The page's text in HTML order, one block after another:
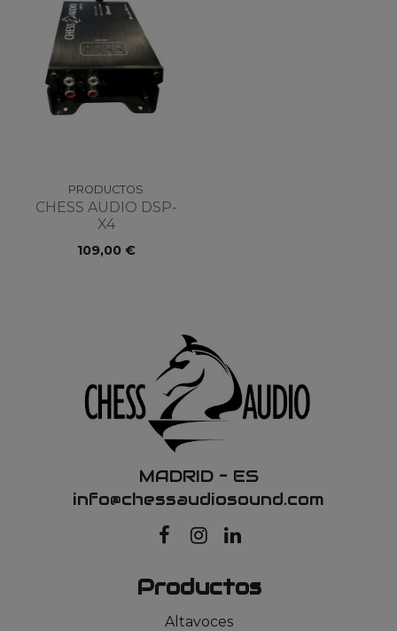
PRODUCTOS
CHESS AUDIO DSP-
X4
109,00 €
MADRID – ES
info@chessaudiosound.com
Productos
Altavoces